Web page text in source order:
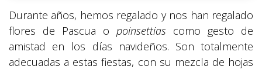
Durante años, hemos regalado y nos han regalado
flores de Pascua o poinsettias como gesto de
amistad en los días navideños. Son totalmente
adecuadas a estas fiestas, con su mezcla de hojas